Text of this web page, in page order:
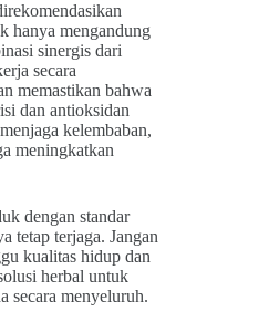
hanya mengandung
sinergis dari
secara
memastikan bahwa
dan antioksidan
kelembaban,
meningkatkan
dengan standar
tetap terjaga. Jangan
kualitas hidup dan
herbal untuk
secara menyeluruh.